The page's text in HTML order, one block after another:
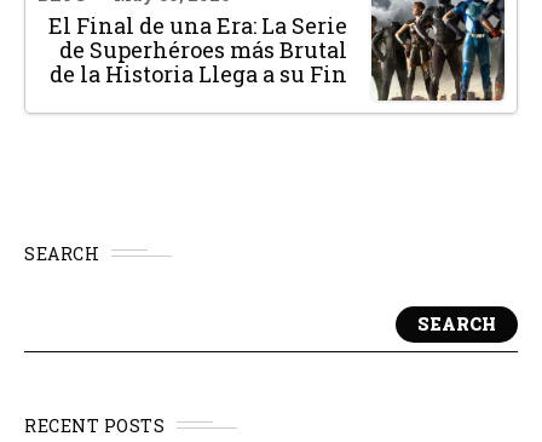
El Final de una Era: La Serie
de Superhéroes más Brutal
de la Historia Llega a su Fin
SEARCH
SEARCH
RECENT POSTS